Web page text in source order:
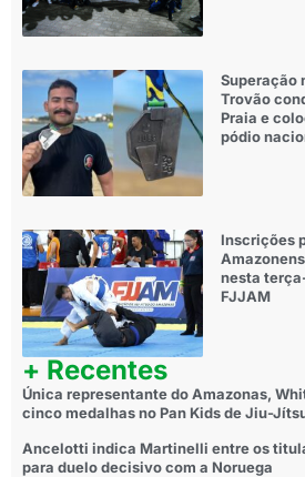
Superação
Trovão
Praia e
pódio
Inscrições
nesta
FJJAM
+ Recentes
Única representante do Amazonas,
cinco medalhas no Pan Kids de Jiu-
Ancelotti indica Martinelli entre os
para duelo decisivo com a Noruega